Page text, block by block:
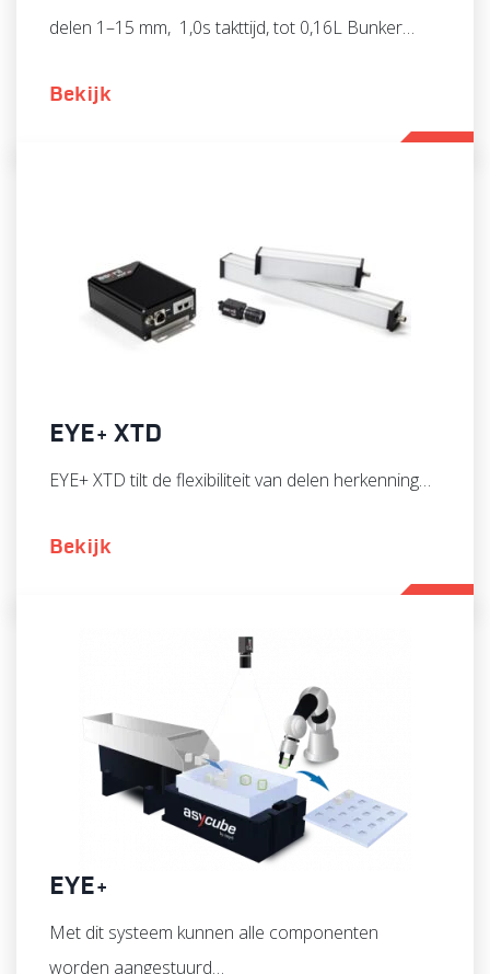
delen 1–15 mm, 1,0s takttijd, tot 0,16L Bunker…
Bekijk
EYE+ XTD
EYE+ XTD tilt de flexibiliteit van delen herkenning…
Bekijk
EYE+
Met dit systeem kunnen alle componenten
worden aangestuurd…